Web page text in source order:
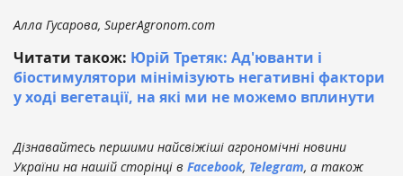
Алла Гусарова, SuperAgronom.com
Читати також: Юрій Третяк: Ад'юванти і
біостимулятори мінімізують негативні фактори
у ході вегетації, на які ми не можемо вплинути
Дізнавайтесь першими найсвіжіші агрономічні новини
України на нашій сторінці в Facebook, Telegram, а також